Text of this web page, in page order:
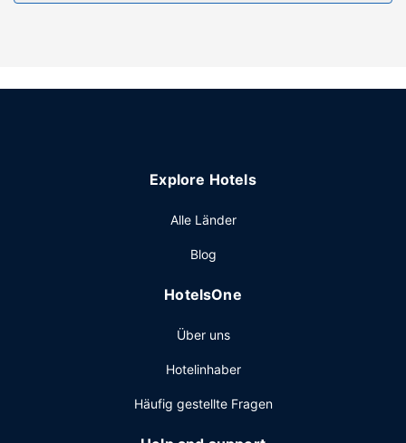
kostenloses WLAN und ein Verkaufsautomat.
Sonstige Einrichtungen
Zum Angebot gehören ein kostenloser Internetzugang per
Flughafentransfer (auf Anfrage) ist kostenlos.
Explore Hotels
Alle Länder
Blog
HotelsOne
Über uns
Hotelinhaber
Häufig gestellte Fragen